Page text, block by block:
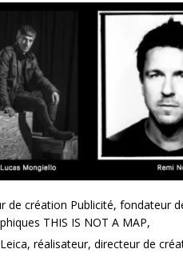
de création Publicité, fondateur
THIS IS NOT A MAP,
réalisateur, directeur de